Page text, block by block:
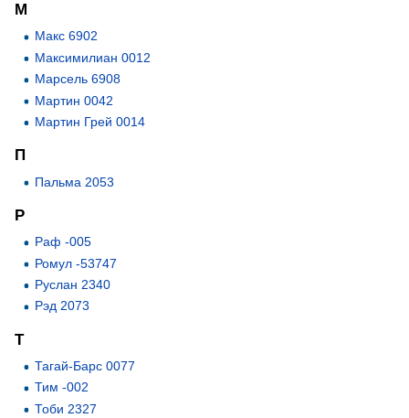
М
Макс 6902
Максимилиан 0012
Марсель 6908
Мартин 0042
Мартин Грей 0014
П
Пальма 2053
Р
Раф -005
Ромул -53747
Руслан 2340
Рэд 2073
Т
Тагай-Барс 0077
Тим -002
Тоби 2327